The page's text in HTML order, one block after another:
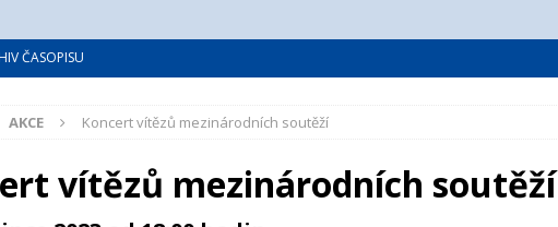
ČASOPISU
VOLNÝ ČAS
Prodaná nevěsta
AKCE Koncert vítězů mezinárodních soutěží
vítězů mezinárodních soutěží